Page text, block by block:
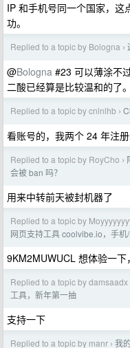
IP 和手机号同一个国家，这
功。
Replied to a topic by Bologna ›
@Bologna #23 可以薄涂不
二酸已经算是比较温和的了。
Replied to a topic by cnlnlhb ›
看账号的，我两个 24 年注册
Replied to a topic by RoyCho ›
会被 ban 吗？
用来中转前天被封机器了
Replied to a topic by
网页支持工具 coolvibe.io，手机
9KM2MUWUCL 想体验一下
Replied to a topic by damsaadx
工具，新年第一抽
支持一下
Replied to a topic by manr › 我